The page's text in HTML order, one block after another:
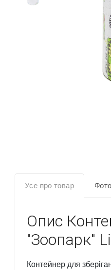
Усе про товар Фото
Опис
"Зоопарк"
Контейнер для